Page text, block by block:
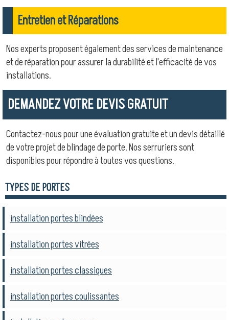
Entretien et Réparations
Nos experts proposent également des services de maintenance
et de réparation pour assurer la durabilité et l'efficacité de vos
installations.
DEMANDEZ VOTRE DEVIS GRATUIT
Contactez-nous pour une évaluation gratuite et un devis détaillé
de votre projet de blindage de porte. Nos serruriers sont
disponibles pour répondre à toutes vos questions.
TYPES DE PORTES
installation portes blindées
installation portes vitrées
installation portes classiques
installation portes coulissantes